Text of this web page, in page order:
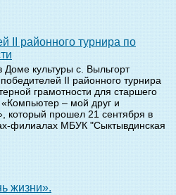
Доме культуры с. Выльгорт
II районного турнира
грамотности для старшего
– мой друг и
который прошел 21 сентября в
филиалах МБУК "Сыктывдинская
жизни».